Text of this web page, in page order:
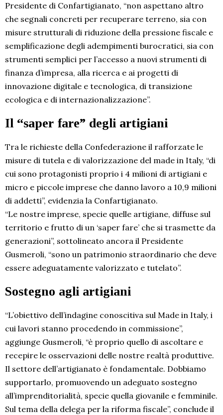
Presidente di Confartigianato, “non aspettano altro
che segnali concreti per recuperare terreno, sia con
misure strutturali di riduzione della pressione fiscale e
semplificazione degli adempimenti burocratici, sia con
strumenti semplici per l’accesso a nuovi strumenti di
finanza d’impresa, alla ricerca e ai progetti di
innovazione digitale e tecnologica, di transizione
ecologica e di internazionalizzazione”.
Il “saper fare” degli artigiani
Tra le richieste della Confederazione il rafforzate le
misure di tutela e di valorizzazione del made in Italy, “di
cui sono protagonisti proprio i 4 milioni di artigiani e
micro e piccole imprese che danno lavoro a 10,9 milioni
di addetti”, evidenzia la Confartigianato.
“Le nostre imprese, specie quelle artigiane, diffuse sul
territorio e frutto di un ‘saper fare’ che si trasmette da
generazioni”, sottolineato ancora il Presidente
Gusmeroli, “sono un patrimonio straordinario che deve
essere adeguatamente valorizzato e tutelato”.
Sostegno agli artigiani
“L’obiettivo dell’indagine conoscitiva sul Made in Italy, i
cui lavori stanno procedendo in commissione”,
aggiunge Gusmeroli, “è proprio quello di ascoltare e
recepire le osservazioni delle nostre realtà produttive.
Il settore dell’artigianato è fondamentale. Dobbiamo
supportarlo, promuovendo un adeguato sostegno
all’imprenditorialità, specie quella giovanile e femminile.
Sul tema della delega per la riforma fiscale”, conclude il